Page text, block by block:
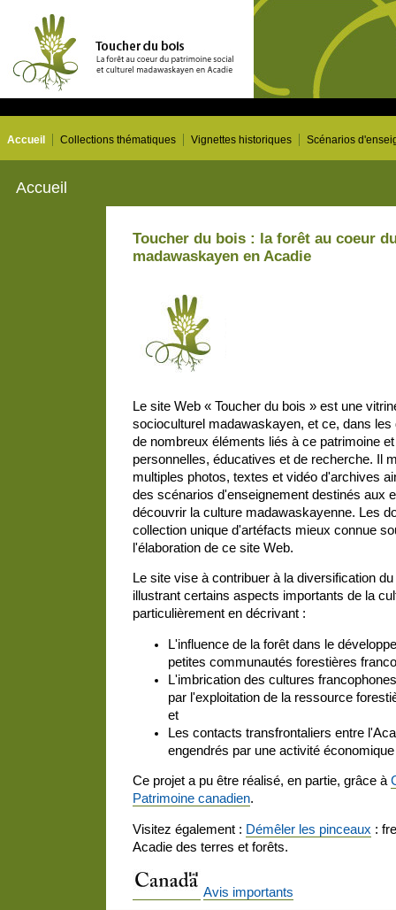
Accueil Collections thématiques Vignettes historiques Scénarios
Accueil
Toucher du bois : la forêt au coeur
madawaskayen en Acadie
Le site Web « Toucher du bois » est une
socioculturel madawaskayen, et ce, dans
de nombreux éléments liés à ce patrimoine
personnelles, éducatives et de recherche. Il
multiples photos, textes et vidéo d'archives
des scénarios d'enseignement destinés aux
découvrir la culture madawaskayenne. Les
collection unique d'artéfacts mieux connue
l'élaboration de ce site Web.
Le site vise à contribuer à la diversification
illustrant certains aspects importants de la
particulièrement en décrivant :
L'influence de la forêt dans le
petites communautés forestières
L'imbrication des cultures
par l'exploitation de la ressource
et
Les contacts transfrontaliers entre
engendrés par une activité
Ce projet a pu être réalisé, en partie, grâce à
Patrimoine canadien.
Visitez également : Démêler les pinceaux :
Acadie des terres et forêts.
Avis importants